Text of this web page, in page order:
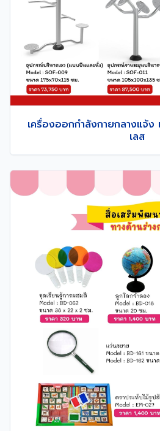
เครื่องออกกำลังกายกลางแจ้ง
เลส